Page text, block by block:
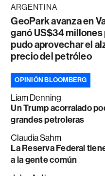
ARGENTINA
GeoPark avanza en
ganó US$34 millones
pudo aprovechar el
precio del petróleo
OPINIÓN BLOOMBERG
Liam Denning
Un Trump acorralado
grandes petroleras
Claudia Sahm
La Reserva Federal
a la gente común